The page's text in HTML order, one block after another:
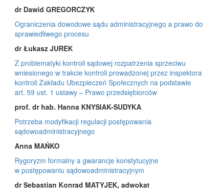
dr Dawid GREGORCZYK
Ograniczenia dowodowe sądu administracyjnego a prawo do
sprawiedliwego procesu
dr Łukasz JUREK
Z problematyki kontroli sądowej rozpatrzenia sprzeciwu
wniesionego w trakcie kontroli prowadzonej przez inspektora
kontroli Zakładu Ubezpieczeń Społecznych na podstawie
art. 59 ust. 1 ustawy – Prawo przedsiębiorców
prof. dr hab. Hanna KNYSIAK-SUDYKA
Potrzeba modyfikacji regulacji postępowania
sądowoadministracyjnego
Anna MAŃKO
Rygoryzm formalny a gwarancje konstytucyjne
w postępowaniu sądowoadministracyjnym
dr Sebastian Konrad MATYJEK, adwokat